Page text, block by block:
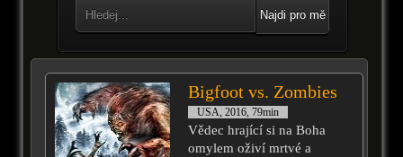
Najdi pro mě
Bigfoot vs. Zombies
USA, 2016, 79min
Vědec hrající si na Boha
omylem oživí mrtvé a